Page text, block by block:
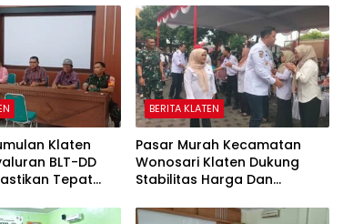
Klaten
BLT-DD
Tepat
BERITA KLATEN
Pasar Murah Kecamatan
Wonosari Klaten Dukung
Stabilitas Harga Dan
Masyarakat